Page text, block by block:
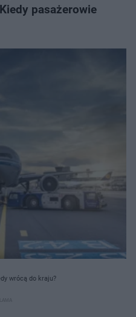
pasażerowie
wrócą do kraju?